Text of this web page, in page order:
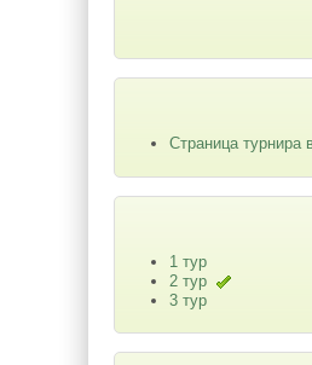
Страница турнира
1 тур
2 тур
3 тур